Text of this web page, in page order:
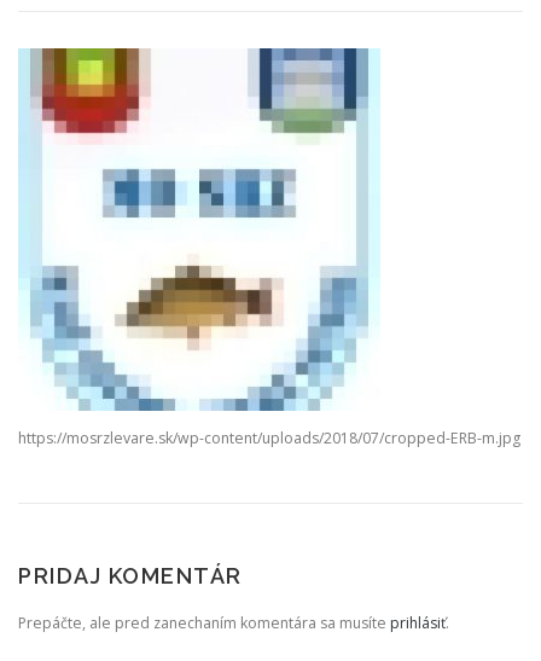
https://mosrzlevare.sk/wp-content/uploads/2018/07/cropped-ERB-m.jpg
PRIDAJ KOMENTÁR
Prepáčte, ale pred zanechaním komentára sa musíte prihlásiť.